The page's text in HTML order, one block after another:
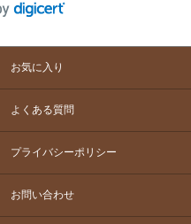
お気に入り
よくある質問
プライバシーポリシー
お問い合わせ